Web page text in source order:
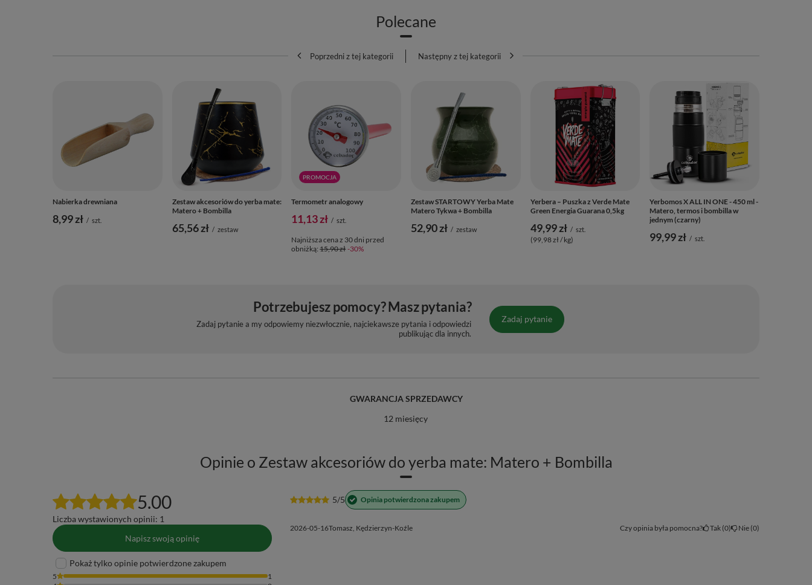
Polecane
Poprzedni z tej kategorii Następny z tej kategorii
Nabierka drewniana
8,99 zł / szt.
Zestaw akcesoriów do yerba mate:
Matero + Bombilla
65,56 zł / zestaw
PROMOCJA
Termometr analogowy
11,13 zł / szt.
Najniższa cena z 30 dni przed
obniżką:15,90 zł -30%
Zestaw STARTOWY Yerba Mate
Matero Tykwa + Bombilla
52,90 zł / zestaw
Yerbera – Puszka z Verde Mate
Green Energia Guarana 0,5kg
49,99 zł / szt.
(99,98 zł / kg)
Yerbomos X ALL IN ONE - 450 ml -
Matero, termos i bombilla w
jednym (czarny)
99,99 zł / szt.
Potrzebujesz pomocy? Masz pytania?
Zadaj pytanie a my odpowiemy niezwłocznie, najciekawsze pytania i odpowiedzi
publikując dla innych.
Zadaj pytanie
GWARANCJA SPRZEDAWCY
12 miesięcy
Opinie o Zestaw akcesoriów do yerba mate: Matero + Bombilla
5.00
Liczba wystawionych opinii: 1
Napisz swoją opinię
Pokaż tylko opinie potwierdzone zakupem
5
1
5/5 Opinia potwierdzona zakupem
2026-05-16Tomasz, Kędzierzyn-Koźle Czy opinia była pomocna? Tak 0 Nie 0